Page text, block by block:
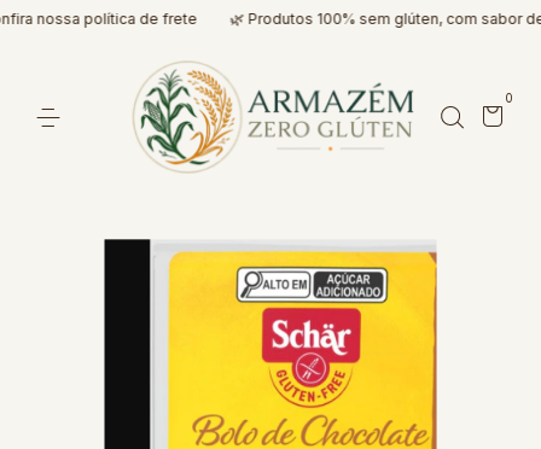
nossa política de frete 🌿 Produtos 100% sem glúten, com sabor de
0